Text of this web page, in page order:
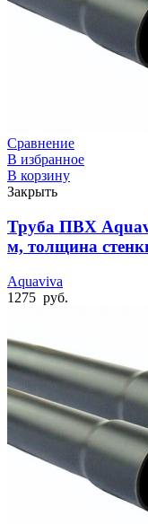
Сравнение
В избранное
В корзину
Закрыть
Труба ПВХ
м, толщина
Aquaviva
1275 руб.